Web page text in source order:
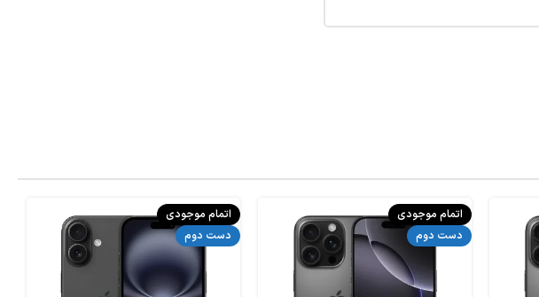
اتمام موجودی
دست دوم
اتمام موجودی
دست دوم